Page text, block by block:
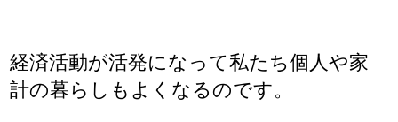
経済活動が活発になって私たち個人や家
計の暮らしもよくなるのです。